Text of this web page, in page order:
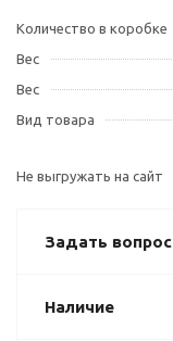
Количество в коробке
Вес
Вес
Вид товара
Не выгружать на сайт
Задать вопрос
Наличие